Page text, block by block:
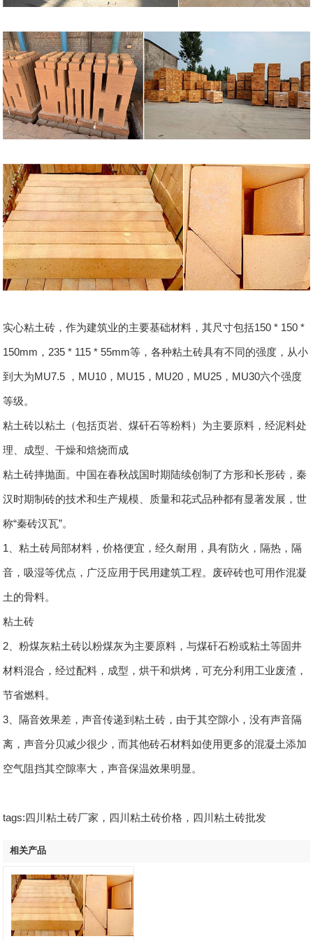
实心粘土砖，作为建筑业的主要基础材料，其尺寸包括150 * 150 *
150mm，235 * 115 * 55mm等，各种粘土砖具有不同的强度，从小
到大为MU7.5 ，MU10，MU15，MU20，MU25，MU30六个强度
等级。
粘土砖以粘土（包括页岩、煤矸石等粉料）为主要原料，经泥料处
理、成型、干燥和焙烧而成
粘土砖摔抛面。中国在春秋战国时期陆续创制了方形和长形砖，秦
汉时期制砖的技术和生产规模、质量和花式品种都有显著发展，世
称“秦砖汉瓦”。
1、粘土砖局部材料，价格便宜，经久耐用，具有防火，隔热，隔
音，吸湿等优点，广泛应用于民用建筑工程。废碎砖也可用作混凝
土的骨料。
粘土砖
2、粉煤灰粘土砖以粉煤灰为主要原料，与煤矸石粉或粘土等固井
材料混合，经过配料，成型，烘干和烘烤，可充分利用工业废渣，
节省燃料。
3、隔音效果差，声音传递到粘土砖，由于其空隙小，没有声音隔
离，声音分贝减少很少，而其他砖石材料如使用更多的混凝土添加
空气阻挡其空隙率大，声音保温效果明显。
tags:四川粘土砖厂家，四川粘土砖价格，四川粘土砖批发
相关产品